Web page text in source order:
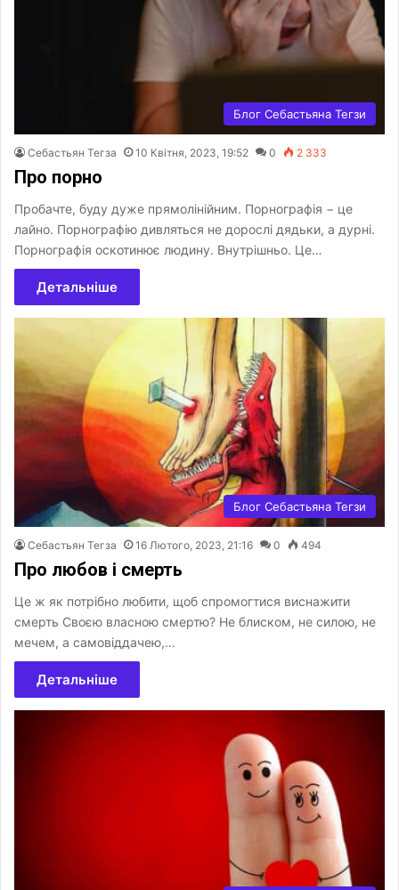
Блог Себастьяна Тегзи
Себастьян Тегза 10 Квітня, 2023, 19:52 0 2 333
Про порно
Пробачте, буду дуже прямолінійним. Порнографія − це
лайно. Порнографію дивляться не дорослі дядьки, а дурні.
Порнографія оскотинює людину. Внутрішньо. Це…
Детальніше
Блог Себастьяна Тегзи
Себастьян Тегза 16 Лютого, 2023, 21:16 0 494
Про любов і смерть
Це ж як потрібно любити, щоб спромогтися виснажити
смерть Своєю власною смертю? Не блиском, не силою, не
мечем, а самовіддачею,…
Детальніше